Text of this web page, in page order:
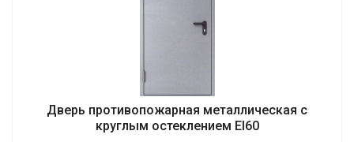
Дверь противопожарная металлическая с
круглым остеклением EI60